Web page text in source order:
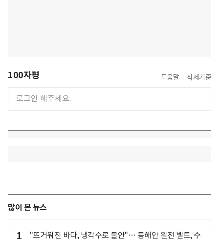
100자평 도움말 삭제기준
많이 본 뉴스
1 "뜨거워진 바다, 냉각수로 불안"… 동해안 원전 벨트, 수